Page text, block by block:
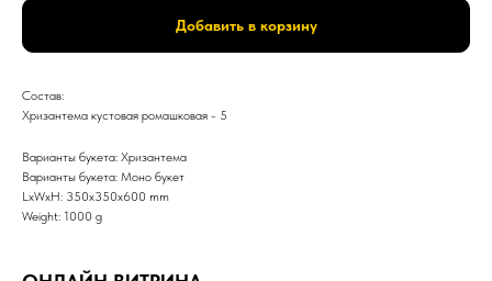
Добавить в корзину
Состав:
Хризантема кустовая ромашковая - 5
Варианты букета: Хризантема
Варианты букета: Моно букет
LxWxH: 350x350x600 mm
Weight: 1000 g